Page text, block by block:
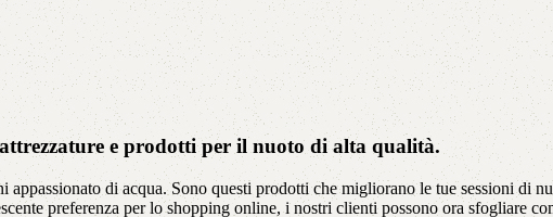
e prodotti per il nuoto di alta qualità.
appassionato di acqua. Sono questi prodotti che migliorano le tue sessioni di
preferenza per lo shopping online, i nostri clienti possono ora sfogliare